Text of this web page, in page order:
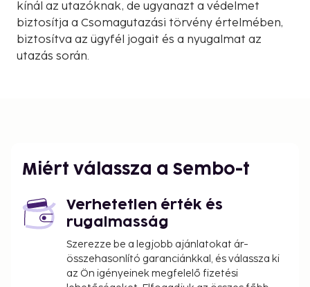
kínál az utazóknak, de ugyanazt a védelmet
biztosítja a Csomagutazási törvény értelmében,
biztosítva az ügyfél jogait és a nyugalmat az
utazás során.
Miért válassza a Sembo-t
Verhetetlen érték és
rugalmasság
Szerezze be a legjobb ajánlatokat ár-
összehasonlító garanciánkkal, és válassza ki
az Ön igényeinek megfelelő fizetési